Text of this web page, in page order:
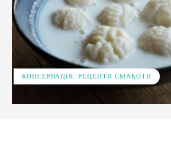
КОНСЕРВАЦІЯ. РЕЦЕПТИ СМАКОТИ